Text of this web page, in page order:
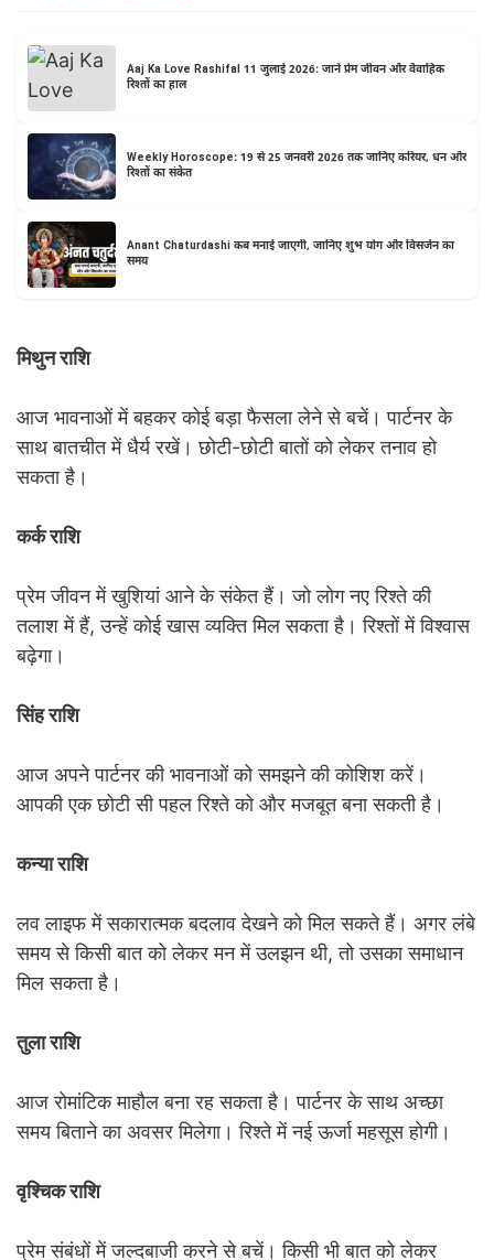
Aaj Ka Love Rashifal 11 जुलाई 2026: जानें प्रेम जीवन और वैवाहिक
रिश्तों का हाल
Weekly Horoscope: 19 से 25 जनवरी 2026 तक जानिए करियर, धन और
रिश्तों का संकेत
Anant Chaturdashi कब मनाई जाएगी, जानिए शुभ योग और विसर्जन का
समय
मिथुन राशि
आज भावनाओं में बहकर कोई बड़ा फैसला लेने से बचें। पार्टनर के
साथ बातचीत में धैर्य रखें। छोटी-छोटी बातों को लेकर तनाव हो
सकता है।
कर्क राशि
प्रेम जीवन में खुशियां आने के संकेत हैं। जो लोग नए रिश्ते की
तलाश में हैं, उन्हें कोई खास व्यक्ति मिल सकता है। रिश्तों में विश्वास
बढ़ेगा।
सिंह राशि
आज अपने पार्टनर की भावनाओं को समझने की कोशिश करें।
आपकी एक छोटी सी पहल रिश्ते को और मजबूत बना सकती है।
कन्या राशि
लव लाइफ में सकारात्मक बदलाव देखने को मिल सकते हैं। अगर लंबे
समय से किसी बात को लेकर मन में उलझन थी, तो उसका समाधान
मिल सकता है।
तुला राशि
आज रोमांटिक माहौल बना रह सकता है। पार्टनर के साथ अच्छा
समय बिताने का अवसर मिलेगा। रिश्ते में नई ऊर्जा महसूस होगी।
वृश्चिक राशि
प्रेम संबंधों में जल्दबाजी करने से बचें। किसी भी बात को लेकर